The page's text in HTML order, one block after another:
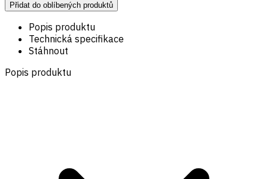
Přidat do oblíbených produktů
Popis produktu
Technická specifikace
Stáhnout
Popis produktu